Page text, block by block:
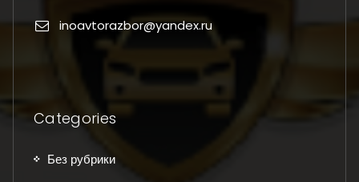
inoavtorazbor@yandex.ru
Categories
Без рубрики